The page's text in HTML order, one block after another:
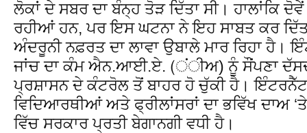
ਲੋਕਾਂ ਦੇ ਸਬਰ ਦਾ ਬੰਨ੍ਹ ਤੋੜ ਦਿੱਤਾ ਸੀ। ਹਾਲਾਂਕਿ
ਰਹੀਆਂ ਹਨ, ਪਰ ਇਸ ਘਟਨਾ ਨੇ ਇਹ ਸਾਬਤ ਕਰ
ਅੰਦਰੂਨੀ ਨਫ਼ਰਤ ਦਾ ਲਾਵਾ ਉਬਾਲੇ ਮਾਰ ਰਿਹਾ ਹੈ।
ਜਾਂਚ ਦਾ ਕੰਮ ਐਨ.ਆਈ.ਏ. (ਂੀਅ) ਨੂੰ ਸੌਂਪਣਾ ਦੱਸਦਾ
ਪ੍ਰਸ਼ਾਸਨ ਦੇ ਕੰਟਰੋਲ ਤੋਂ ਬਾਹਰ ਹੋ ਚੁੱਕੀ ਹੈ। ਇੰਟਰਨੈੱਟ
ਵਿਦਿਆਰਥੀਆਂ ਅਤੇ ਫ੍ਰੀਲਾਂਸਰਾਂ ਦਾ ਭਵਿੱਖ ਦਾਅ
ਵਿੱਚ ਸਰਕਾਰ ਪ੍ਰਤੀ ਬੇਗਾਨਗੀ ਵਧੀ ਹੈ।